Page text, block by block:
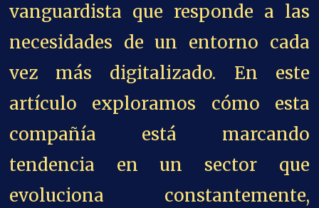
vanguardista que responde a las
necesidades de un entorno cada
vez más digitalizado. En este
artículo exploramos cómo esta
compañía está marcando
tendencia en un sector que
evoluciona constantemente,